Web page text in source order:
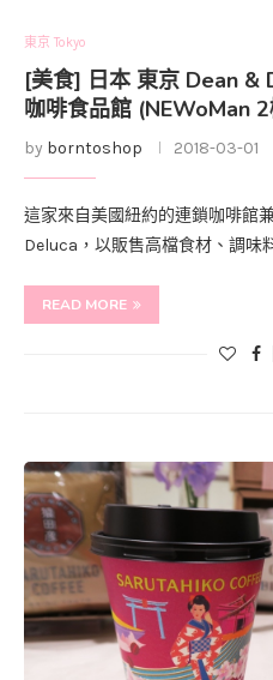
東京 Tokyo
[美食] 日本 東京 Dean &
咖啡食品館 (NEWoMan
by borntoshop 2018-03-01
這家來自美國紐約的連鎖咖啡館
Deluca，以販售高檔食材、調味
READ MORE